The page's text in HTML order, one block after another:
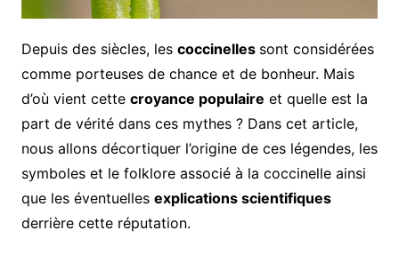
Depuis des siècles, les coccinelles sont considérées
comme porteuses de chance et de bonheur. Mais
d’où vient cette croyance populaire et quelle est la
part de vérité dans ces mythes ? Dans cet article,
nous allons décortiquer l’origine de ces légendes, les
symboles et le folklore associé à la coccinelle ainsi
que les éventuelles explications scientifiques
derrière cette réputation.